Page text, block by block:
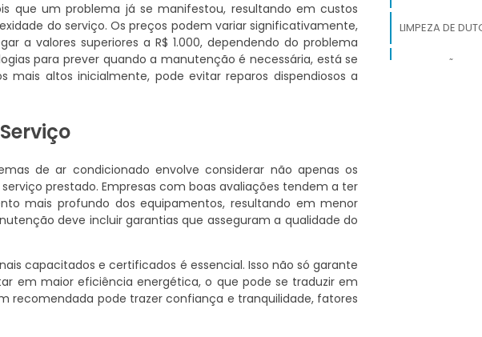
que um problema já se manifestou, resultando em custos
do serviço. Os preços podem variar significativamente,
a valores superiores a R$ 1.000, dependendo do problema
para prever quando a manutenção é necessária, está se
altos inicialmente, pode evitar reparos dispendiosos a
de ar condicionado envolve considerar não apenas os
prestado. Empresas com boas avaliações tendem a ter
mais profundo dos equipamentos, resultando em menor
deve incluir garantias que asseguram a qualidade do
capacitados e certificados é essencial. Isso não só garante
em maior eficiência energética, o que pode se traduzir em
recomendada pode trazer confiança e tranquilidade, fatores
LIMPEZA DE
INSTALAÇÃO